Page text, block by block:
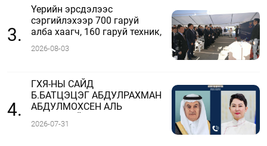
3.
Үерийн эрсдэлээс
сэргийлэхээр 700 гаруй
алба хаагч, 160 гаруй техник,
ажиллаж байна
2026-08-03
4.
ГХЯ-НЫ САЙД
Б.БАТЦЭЦЭГ АБДУЛРАХМАН
АБДУЛМОХСЕН АЛЬ
2026-07-31